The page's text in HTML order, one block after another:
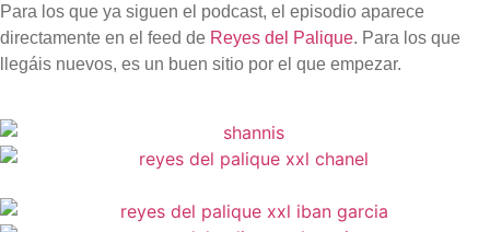
Para los que ya siguen el podcast, el episodio aparece
directamente en el feed de Reyes del Palique. Para los que
llegáis nuevos, es un buen sitio por el que empezar.